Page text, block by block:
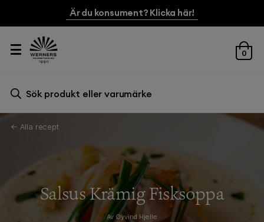
Är du konsument? Klicka här!
0
Sök
← Alla recept
Salsus Krämig Fisksoppa
Av Øyvind Hjelle